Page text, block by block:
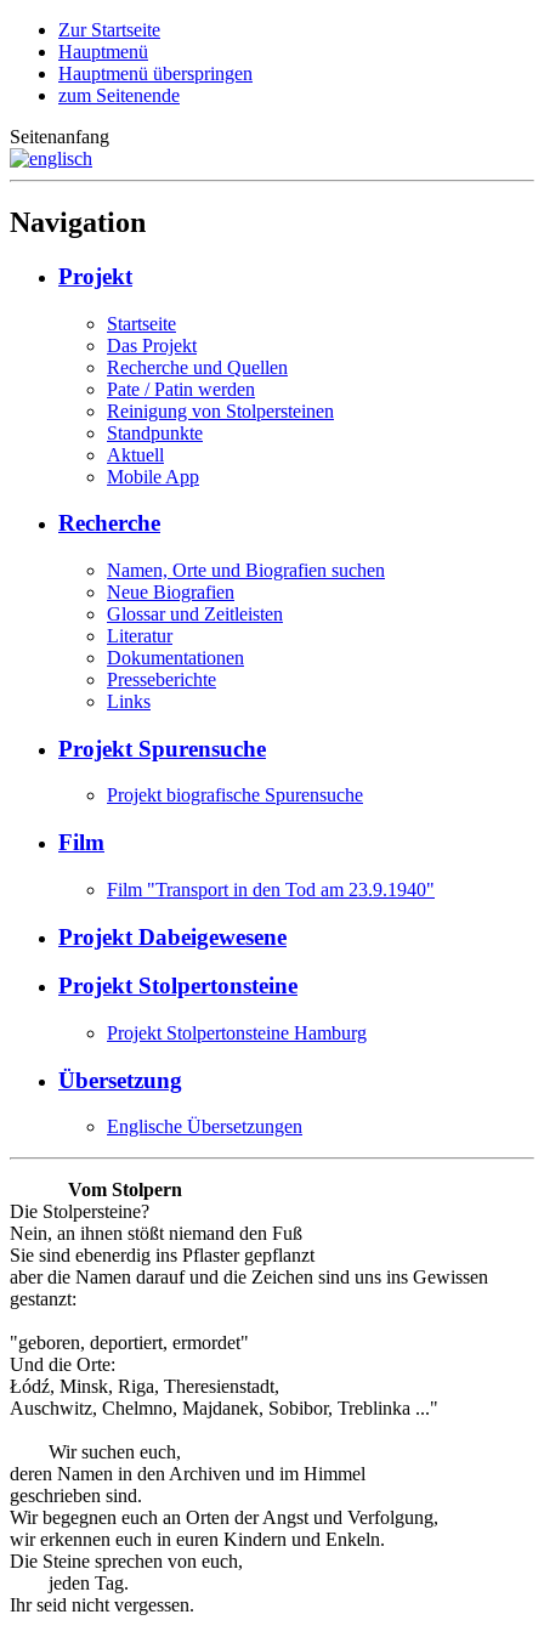
Zur Startseite
Hauptmenü
Hauptmenü überspringen
zum Seitenende
Seitenanfang
Navigation
Projekt
Startseite
Das Projekt
Recherche und Quellen
Pate / Patin werden
Reinigung von Stolpersteinen
Standpunkte
Aktuell
Mobile App
Recherche
Namen, Orte und Biografien suchen
Neue Biografien
Glossar und Zeitleisten
Literatur
Dokumentationen
Presseberichte
Links
Projekt Spurensuche
Projekt biografische Spurensuche
Film
Film "Transport in den Tod am 23.9.1940"
Projekt Dabeigewesene
Projekt Stolpertonsteine
Projekt Stolpertonsteine Hamburg
Übersetzung
Englische Übersetzungen
Vom Stolpern
Die Stolpersteine?
Nein, an ihnen stößt niemand den Fuß
Sie sind ebenerdig ins Pflaster gepflanzt
aber die Namen darauf und die Zeichen sind uns ins Gewissen
gestanzt:
"geboren, deportiert, ermordet"
Und die Orte:
Łódź, Minsk, Riga, Theresienstadt,
Auschwitz, Chelmno, Majdanek, Sobibor, Treblinka ..."
Wir suchen euch,
deren Namen in den Archiven und im Himmel
geschrieben sind.
Wir begegnen euch an Orten der Angst und Verfolgung,
wir erkennen euch in euren Kindern und Enkeln.
Die Steine sprechen von euch,
jeden Tag.
Ihr seid nicht vergessen.